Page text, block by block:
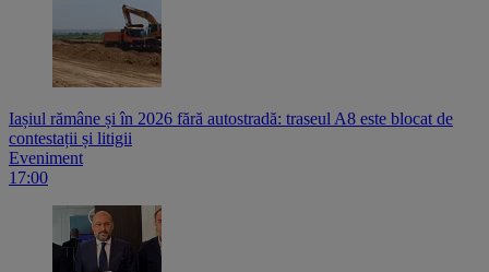
Iașiul rămâne și în 2026 fără autostradă: traseul A8 este blocat de
contestații și litigii
Eveniment
17:00